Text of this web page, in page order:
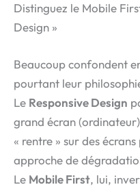
Distinguez le Mobile
Design »
Beaucoup confondent
pourtant leur
Le Responsive Design
grand écran
« rentre » sur des écrans
approche de
Le Mobile First, lui,